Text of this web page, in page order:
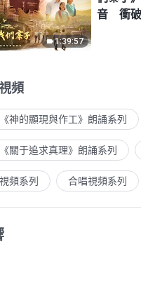
1:39:57
音 衝破
頻
神的顯現與作工》朗誦系列
關于追求真理》朗誦系列
頻系列 合唱視頻系列